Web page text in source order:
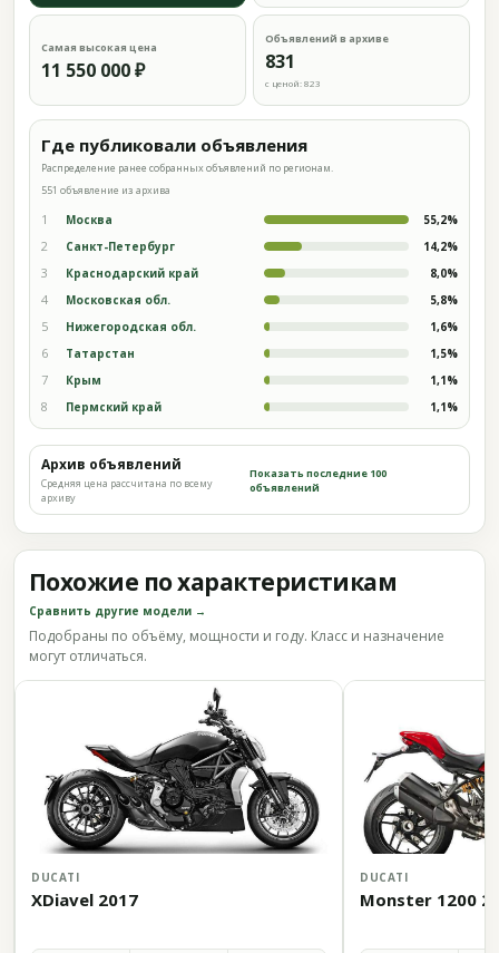
Самая высокая цена
11 550 000 ₽
Объявлений в архиве
831
с ценой: 823
Где публиковали объявления
Распределение ранее собранных объявлений по регионам.
551 объявление из архива
1 Москва 55,2%
2 Санкт-Петербург 14,2%
3 Краснодарский край 8,0%
4 Московская обл. 5,8%
5 Нижегородская обл. 1,6%
6 Татарстан 1,5%
7 Крым 1,1%
8 Пермский край 1,1%
Архив объявлений
Средняя цена рассчитана по всему
архиву
Показать последние 100
объявлений
Похожие по характеристикам
Сравнить другие модели →
Подобраны по объёму, мощности и году. Класс и назначение
могут отличаться.
DUCATI
XDiavel 2017
DUCATI
Monster 1200